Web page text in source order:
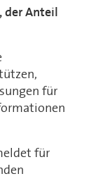
der Anteil
für
für